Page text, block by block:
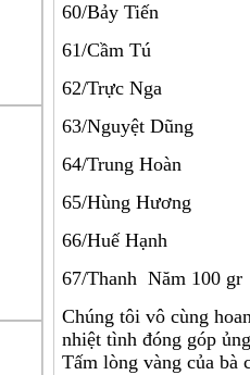
60/Bảy Tiến
61/Cầm Tú
62/Trực Nga
63/Nguyệt Dũng
64/Trung Hoàn
65/Hùng Hương
66/Huế Hạnh
67/Thanh Năm 100 gr
Chúng tôi vô cùng
nhiệt tình đóng góp
Tấm lòng vàng của bà